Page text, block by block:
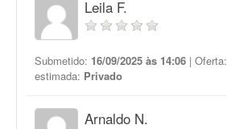
Leila F.
Submetido: 16/09/2025 às 14:06 | Oferta:
estimada: Privado
Arnaldo N.